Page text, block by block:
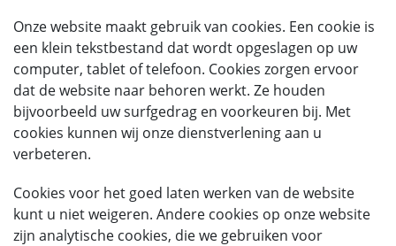
Onze website maakt gebruik van cookies. Een cookie is
een klein tekstbestand dat wordt opgeslagen op uw
computer, tablet of telefoon. Cookies zorgen ervoor
dat de website naar behoren werkt. Ze houden
bijvoorbeeld uw surfgedrag en voorkeuren bij. Met
cookies kunnen wij onze dienstverlening aan u
verbeteren.
Cookies voor het goed laten werken van de website
kunt u niet weigeren. Andere cookies op onze website
zijn analytische cookies, die we gebruiken voor